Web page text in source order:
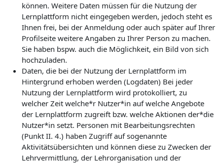
können. Weitere Daten müssen für die Nutzung der
Lernplattform nicht eingegeben werden, jedoch steht es
Ihnen frei, bei der Anmeldung oder auch später auf Ihrer
Profilseite weitere Angaben zu Ihrer Person zu machen.
Sie haben bspw. auch die Möglichkeit, ein Bild von sich
hochzuladen.
Daten, die bei der Nutzung der Lernplattform im
Hintergrund erhoben werden (Logdaten) Bei jeder
Nutzung der Lernplattform wird protokolliert, zu
welcher Zeit welche*r Nutzer*in auf welche Angebote
der Lernplattform zugreift bzw. welche Aktionen der*die
Nutzer*in setzt. Personen mit Bearbeitungsrechten
(Punkt II. 4.) haben Zugriff auf sogenannte
Aktivitätsübersichten und können diese zu Zwecken der
Lehrvermittlung, der Lehrorganisation und der